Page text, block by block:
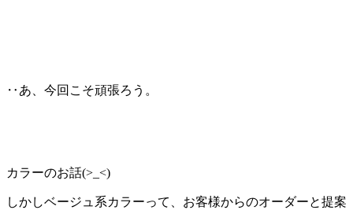
‥あ、今回こそ頑張ろう。
カラーのお話(>_<)
しかしベージュ系カラーって、お客様からのオーダーと提案